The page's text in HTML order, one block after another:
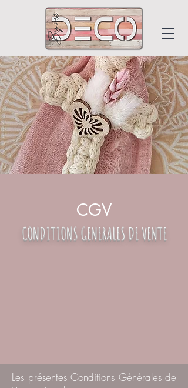
DECO BY ME
CGV
CONDITIONS GENERALES DE VENTE
Les présentes Conditions Générales de